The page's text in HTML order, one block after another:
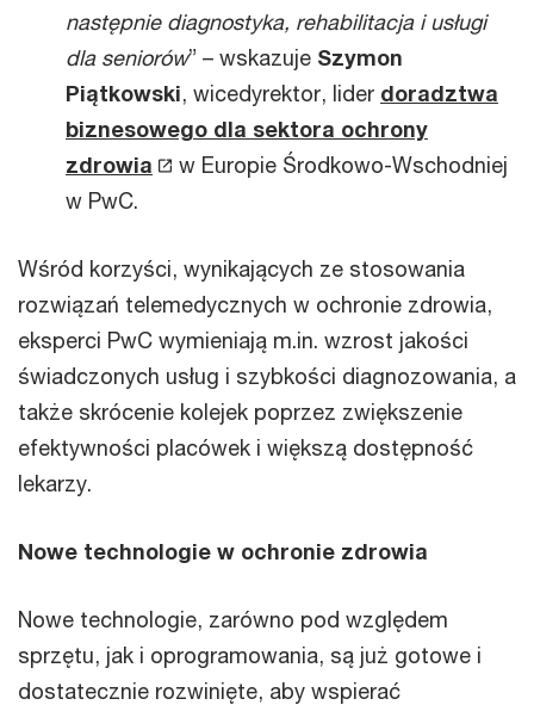
następnie diagnostyka, rehabilitacja i usługi
dla seniorów” – wskazuje Szymon
Piątkowski, wicedyrektor, lider doradztwa
biznesowego dla sektora ochrony
zdrowia
w Europie Środkowo-Wschodniej
w PwC.
Wśród korzyści, wynikających ze stosowania
rozwiązań telemedycznych w ochronie zdrowia,
eksperci PwC wymieniają m.in. wzrost jakości
świadczonych usług i szybkości diagnozowania, a
także skrócenie kolejek poprzez zwiększenie
efektywności placówek i większą dostępność
lekarzy.
Nowe technologie w ochronie zdrowia
Nowe technologie, zarówno pod względem
sprzętu, jak i oprogramowania, są już gotowe i
dostatecznie rozwinięte, aby wspierać